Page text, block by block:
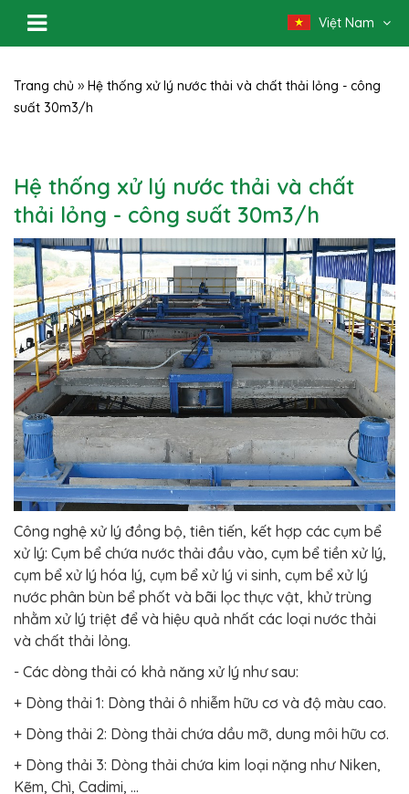
Việt Nam
Trang chủ » Hệ thống xử lý nước thải và chất thải lỏng - công
suất 30m3/h
Hệ thống xử lý nước thải và chất
thải lỏng - công suất 30m3/h
Công nghệ xử lý đồng bộ, tiên tiến, kết hợp các cụm bể
xử lý: Cụm bể chứa nước thải đầu vào, cụm bể tiền xử lý,
cụm bể xử lý hóa lý, cụm bể xử lý vi sinh, cụm bể xử lý
nước phân bùn bể phốt và bãi lọc thực vật, khử trùng
nhằm xử lý triệt để và hiệu quả nhất các loại nước thải
và chất thải lỏng.
- Các dòng thải có khả năng xử lý như sau:
+ Dòng thải 1: Dòng thải ô nhiễm hữu cơ và độ màu cao.
+ Dòng thải 2: Dòng thải chứa dầu mỡ, dung môi hữu cơ.
+ Dòng thải 3: Dòng thải chứa kim loại nặng như Niken,
Kẽm, Chì, Cadimi, …